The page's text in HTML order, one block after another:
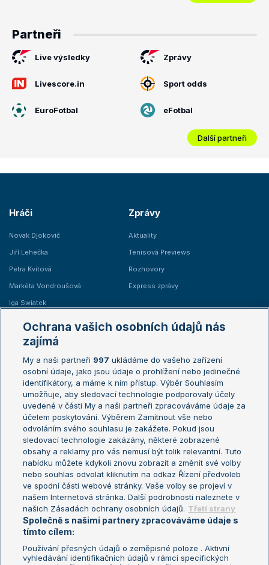
Partneři
Live výsledky Zprávy
Livescore.in Sport odds
EuroFotbal eFotbal
Další partneři
Hráči
Novak Djokovič
Jiří Lehečka
Petra Kvitová
Markéta Vondroušová
Iga Swiatek
Zprávy
Aktuality
Tenisová Previews
Rozhovory
Express zprávy
Žebříčky
Žebříček ATP (muži)
Žebříček WTA (ženy)
Sázkařský žebříček
Australian Open
French Open
Wimbledon
US Open
Turnaj mistrů
Turnaj mistryň
Aktualní trendy
Fotbalové přestupy
Livesport Daily
LS Prague Open
Ochrana vašich osobních údajů nás
zajímá
My a naši partneři 997 ukládáme do vašeho zařízení
osobní údaje, jako jsou údaje o prohlížení nebo jedinečné
identifikátory, a máme k nim přístup. Výběr Souhlasím
umožňuje, aby sledovací technologie podporovaly účely
uvedené v části My a naši partneři zpracováváme údaje za
účelem poskytování. Výběrem Zamítnout vše nebo
odvoláním svého souhlasu je zakážete. Pokud jsou
sledovací technologie zakázány, některé zobrazené
obsahy a reklamy pro vás nemusí být tolik relevantní. Tuto
nabídku můžete kdykoli znovu zobrazit a změnit své volby
nebo souhlas odvolat kliknutím na odkaz Řízení předvoleb
ve spodní části webové stránky. Vaše volby se projeví v
našem Internetová stránka. Další podrobnosti naleznete v
našich Zásadách ochrany osobních údajů. Třetí strany
Společně s našimi partnery zpracováváme údaje s
tímto cílem:
Používání přesných údajů o zeměpisné poloze . Aktivní
vyhledávání identifikačních údajů v rámci specifických